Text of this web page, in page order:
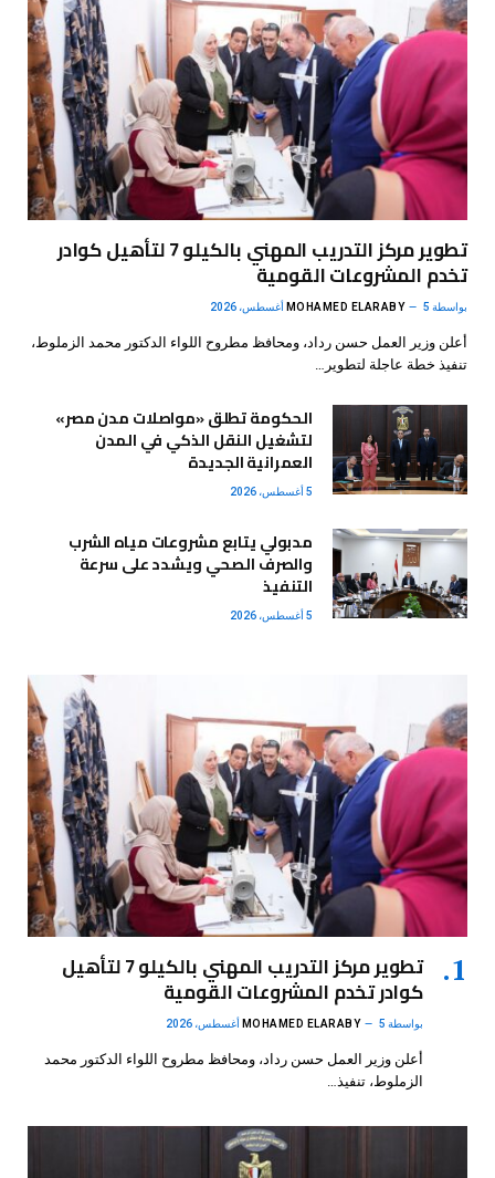
تطوير مركز التدريب المهني بالكيلو 7 لتأهيل كوادر
تخدم المشروعات القومية
بواسطة MOHAMED ELARABY 5 أغسطس، 2026
أعلن وزير العمل حسن رداد، ومحافظ مطروح اللواء الدكتور محمد الزملوط،
تنفيذ خطة عاجلة لتطوير…
الحكومة تطلق «مواصلات مدن مصر»
لتشغيل النقل الذكي في المدن
العمرانية الجديدة
5 أغسطس، 2026
مدبولي يتابع مشروعات مياه الشرب
والصرف الصحي ويشدد على سرعة
التنفيذ
5 أغسطس، 2026
تطوير مركز التدريب المهني بالكيلو 7 لتأهيل
كوادر تخدم المشروعات القومية
بواسطة MOHAMED ELARABY 5 أغسطس، 2026
أعلن وزير العمل حسن رداد، ومحافظ مطروح اللواء الدكتور محمد
الزملوط، تنفيذ…